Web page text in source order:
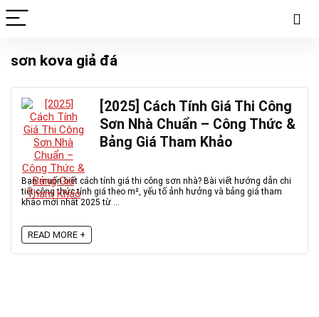
sơn kova giả đá
[2025] Cách Tính Giá Thi Công
Sơn Nhà Chuẩn – Công Thức &
Bảng Giá Tham Khảo
Bạn muốn biết cách tính giá thi công sơn nhà? Bài viết hướng dẫn chi
tiết công thức tính giá theo m², yếu tố ảnh hưởng và bảng giá tham
khảo mới nhất 2025 từ ...
READ MORE +